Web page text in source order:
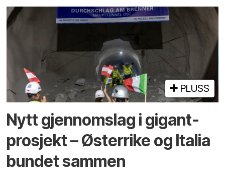
PLUSS
Nytt gjennomslag i gigant­
prosjekt – Østerrike og Italia
bundet sammen